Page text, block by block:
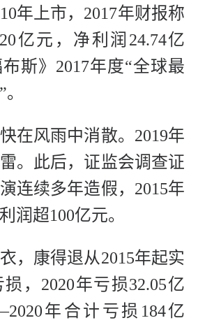
年上市，2017年财报称
亿元，净利润24.74亿
斯》2017年度“全球最
在风雨中消散。2019年
。此后，证监会调查证
连续多年造假，2015年
润超100亿元。
，康得退从2015年起实
，2020年亏损32.05亿
年合计亏损184亿